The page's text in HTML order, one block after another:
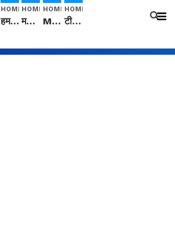
HOME
हम सनातनी..." सांसद kangana Ranaut से क्या बोली लड़की? Viral Jantar-Mantar | CJP protest
HOME
मनीषा हत्याकांड: हत्या, आत्महत्या या कोई बड़ा राज? | Full Story | Josh Haryana
HOME
Mangalsutra: हिंदू धर्म में शादी के बाद मंगलसूत्र क्यों पहनती है महिलाएं, किसने शुरु की ये परंपरा
HOME
टीम बीकेई ने एग्रीकल्चर ग्रेड की यूरिया खाद गट्टों में बदलकर टेक्निकल ग्रेड में बेचने वालों पर करवाई कार्रवाई: लखविंदर सिंह औलख